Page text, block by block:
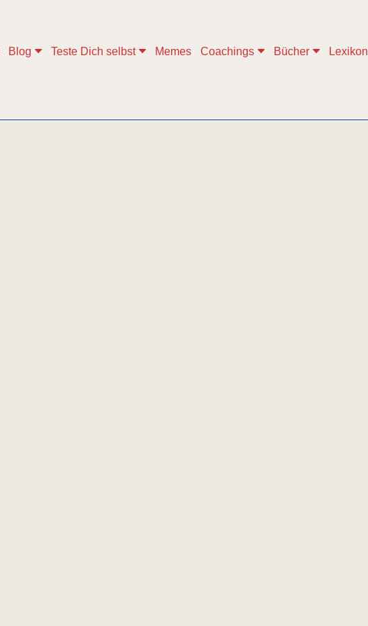
Blog Teste Dich selbst Memes Coachings Bücher Lexikon